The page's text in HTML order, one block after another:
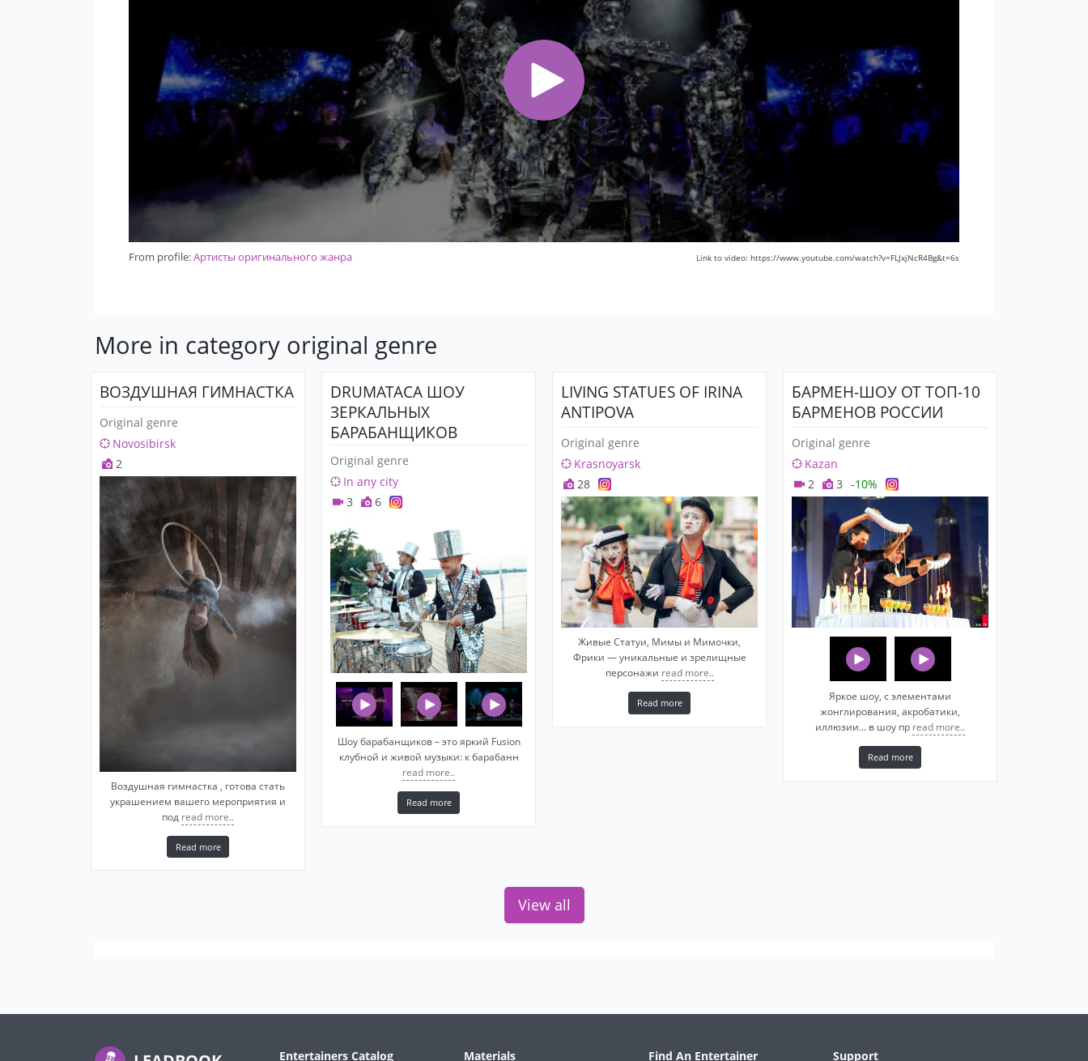
From profile:Артисты оригинального жанра Link to video: https://www.youtube.com/watch?v=FLJxjNcR4Bg&t=6s
More in category original genre
ВОЗДУШНАЯ ГИМНАСТКА
Original genre
Novosibirsk
2
Воздушная гимнастка , готова стать
украшением вашего мероприятия и
под read more..
Read more
DRUMATACA ШОУ
ЗЕРКАЛЬНЫХ
БАРАБАНЩИКОВ
Original genre
In any city
3
6
Шоу барабанщиков – это яркий Fusion
клубной и живой музыки: к барабанн
read more..
Read more
LIVING STATUES OF IRINA
ANTIPOVA
Original genre
Krasnoyarsk
28
Живые Статуи, Мимы и Мимочки,
Фрики — уникальные и зрелищные
персонажи read more..
Read more
БАРМЕН-ШОУ ОТ ТОП-10
БАРМЕНОВ РОССИИ
Original genre
Kazan
2
3 -10%
Яркое шоу, с элементами
жонглирования, акробатики,
иллюзии... в шоу пр read more..
Read more
View all
Entertainers Catalog Materials Find An Entertainer Support